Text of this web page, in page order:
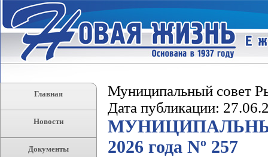
Главная
Новости
Документы
Муниципальный совет
Дата публикации:
2026 года Nº 257